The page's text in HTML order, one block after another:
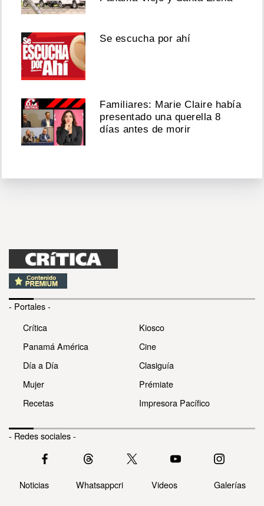
Se escucha por ahí
Familiares: Marie Claire había
presentado una querella 8
días antes de morir
- Portales -
Crítica
Panamá América
Día a Día
Mujer
Recetas
Kiosco
Cine
Clasiguía
Prémiate
Impresora Pacífico
- Redes sociales -
Noticias Whatsappcri Videos Galerías